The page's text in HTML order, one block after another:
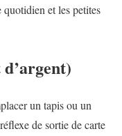
et les petites
un tapis ou un
de sortie de carte